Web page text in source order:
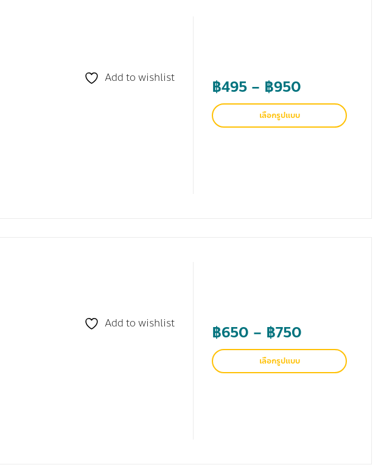
Add to wishlist ฿495 – ฿950
range:
฿495
เลือกรูปแบบ
Add to wishlist ฿650 – ฿750
range:
฿650
เลือกรูปแบบ